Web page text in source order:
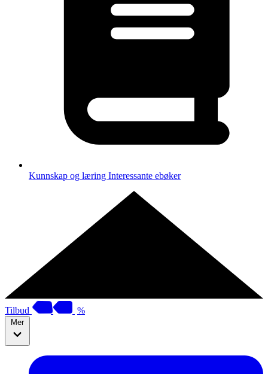
Kunnskap og læring Interessante ebøker
Tilbud %
Mer